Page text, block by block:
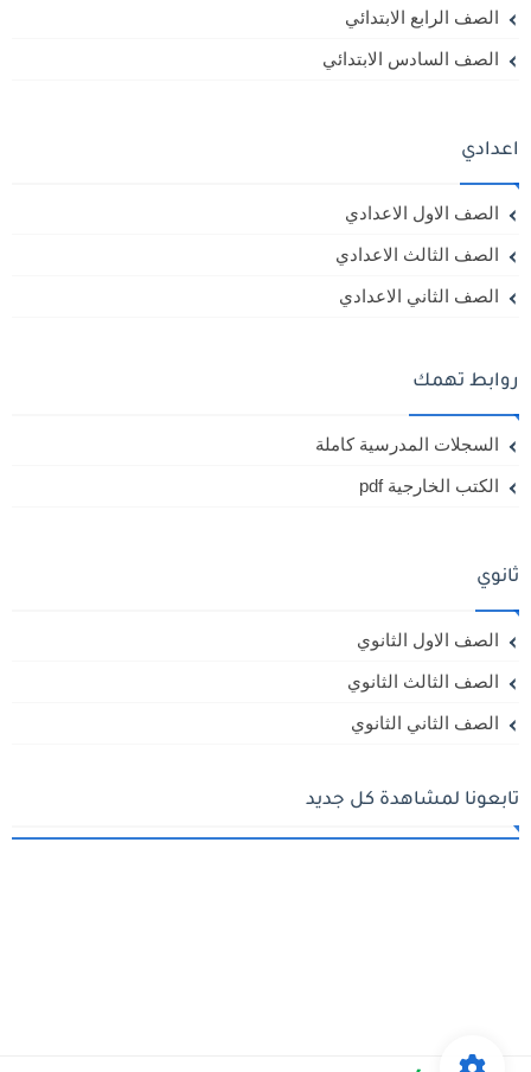
الصف الرابع الابتدائي
الصف السادس الابتدائي
اعدادي
الصف الاول الاعدادي
الصف الثالث الاعدادي
الصف الثاني الاعدادي
روابط تهمك
السجلات المدرسية كاملة
الكتب الخارجية pdf
ثانوي
الصف الاول الثانوي
الصف الثالث الثانوي
الصف الثاني الثانوي
تابعونا لمشاهدة كل جديد